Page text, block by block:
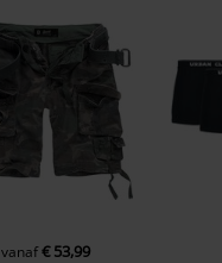
vanaf€ 53,99